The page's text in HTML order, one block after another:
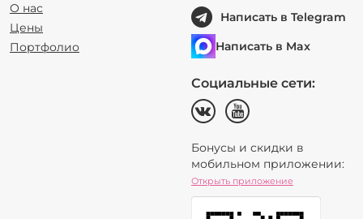
О нас
Цены
Портфолио
Написать в Telegram
Написать в Max
Социальные сети:
Бонусы и скидки в
мобильном приложении:
Открыть приложение